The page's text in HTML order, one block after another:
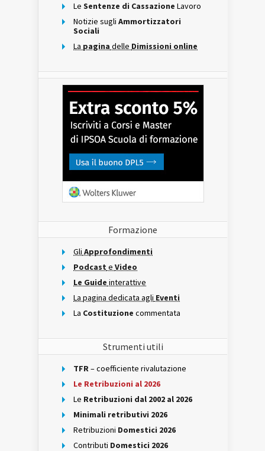
Le Sentenze di Cassazione Lavoro
Notizie sugli Ammortizzatori
Sociali
La pagina delle Dimissioni online
Formazione
Gli Approfondimenti
Podcast e Video
Le Guide interattive
La pagina dedicata agli Eventi
La Costituzione commentata
Strumenti utili
TFR– coefficiente rivalutazione
Le Retribuzioni al 2026
Le Retribuzioni dal 2002 al 2026
Minimali retributivi 2026
Retribuzioni Domestici 2026
Contributi Domestici 2026